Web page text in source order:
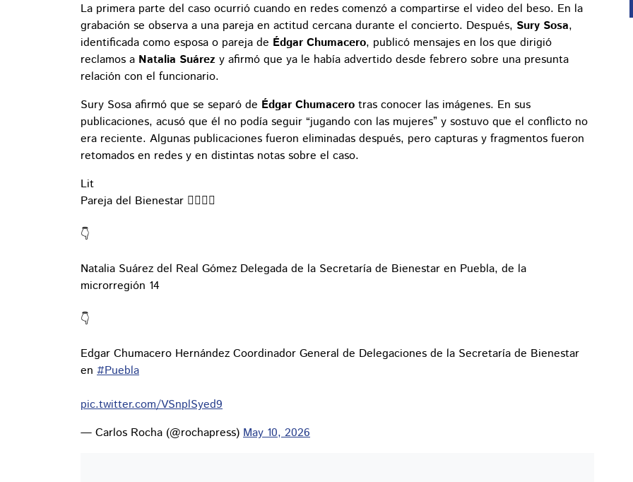
La primera parte del caso ocurrió cuando en redes comenzó a compartirse el video del beso. En la
grabación se observa a una pareja en actitud cercana durante el concierto. Después, Sury Sosa,
identificada como esposa o pareja de Édgar Chumacero, publicó mensajes en los que dirigió
reclamos a Natalia Suárez y afirmó que ya le había advertido desde febrero sobre una presunta
relación con el funcionario.
Sury Sosa afirmó que se separó de Édgar Chumacero tras conocer las imágenes. En sus
publicaciones, acusó que él no podía seguir “jugando con las mujeres” y sostuvo que el conflicto no
era reciente. Algunas publicaciones fueron eliminadas después, pero capturas y fragmentos fueron
retomados en redes y en distintas notas sobre el caso.
Lit
Pareja del Bienestar 👩‍❤️‍💋‍👨
👇
Natalia Suárez del Real Gómez Delegada de la Secretaría de Bienestar en Puebla, de la
microrregión 14
👇
Edgar Chumacero Hernández Coordinador General de Delegaciones de la Secretaría de Bienestar
en #Puebla
pic.twitter.com/VSnplSyed9
— Carlos Rocha (@rochapress) May 10, 2026